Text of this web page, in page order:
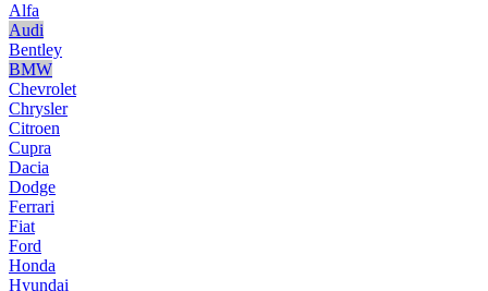
Alfa
Audi
Bentley
BMW
Chevrolet
Chrysler
Citroen
Cupra
Dacia
Dodge
Ferrari
Fiat
Ford
Honda
Hyundai